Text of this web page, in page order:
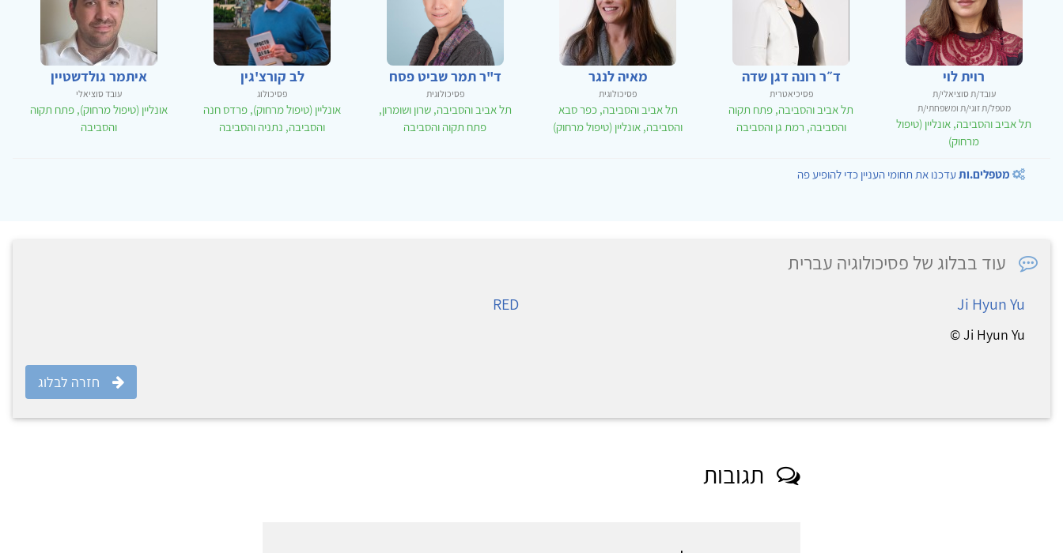
רוית לוי
עובד/ת סוציאלי/ת
מטפל/ת זוגי/ת ומשפחתי/ת
תל אביב והסביבה, אונליין (טיפול
מרחוק)
ד״ר רונה דגן שדה
פסיכיאטרית
תל אביב והסביבה, פתח תקוה
והסביבה, רמת גן והסביבה
מאיה לנגר
פסיכולוגית
תל אביב והסביבה, כפר סבא
והסביבה, אונליין (טיפול מרחוק)
ד"ר תמר שביט פסח
פסיכולוגית
תל אביב והסביבה, שרון ושומרון,
פתח תקוה והסביבה
לב קורצ'גין
פסיכולוג
אונליין (טיפול מרחוק), פרדס חנה
והסביבה, נתניה והסביבה
איתמר גולדשטיין
עובד סוציאלי
אונליין (טיפול מרחוק), פתח תקוה
והסביבה
מטפלים.ותעדכנו את תחומי העניין כדי להופיע פה
עוד בבלוג של פסיכולוגיה עברית
Ji Hyun Yu
Ji Hyun Yu ©
RED
חזרה לבלוג
תגובות